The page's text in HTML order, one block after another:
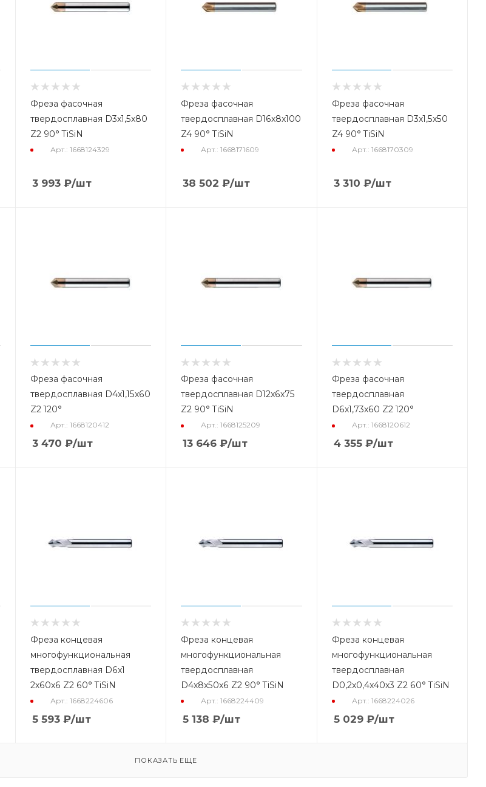
Фреза фасочная
твердосплавная D3x1,5x80
Z2 90° TiSiN
Арт.: 1668124329
3 993₽/шт
Фреза фасочная
твердосплавная D16x8x100
Z4 90° TiSiN
Арт.: 1668171609
38 502 ₽/шт
Фреза фасочная
твердосплавная D3x1,5x50
Z4 90° TiSiN
Арт.: 1668170309
3 310 ₽/шт
Фреза фасочная
твердосплавная D4x1,15x60
Z2 120°
Арт.: 1668120412
3 470 ₽/шт
Фреза фасочная
твердосплавная D12x6x75
Z2 90° TiSiN
Арт.: 1668125209
13 646 ₽/шт
Фреза фасочная
твердосплавная
D6x1,73x60 Z2 120°
Арт.: 1668120612
4 355₽/шт
Фреза концевая
многофункциональная
твердосплавная D6x1
2x60x6 Z2 60° TiSiN
Арт.: 1668224606
5 593₽/шт
Фреза концевая
многофункциональная
твердосплавная
D4x8x50x6 Z2 90° TiSiN
Арт.: 1668224409
5 138 ₽/шт
Фреза концевая
многофункциональная
твердосплавная
D0,2x0,4x40x3 Z2 60° TiSiN
Арт.: 1668224026
5 029₽/шт
ПОКАЗАТЬ ЕЩЕ